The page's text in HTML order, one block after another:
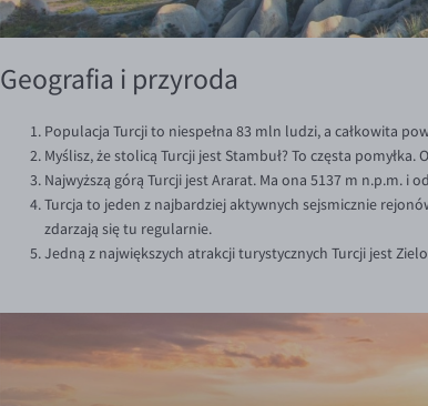
Geografia i przyroda
Populacja Turcji to niespełna 83 mln ludzi, a całkowita
Myślisz, że stolicą Turcji jest Stambuł? To częsta
Najwyższą górą Turcji jest Ararat. Ma ona 5137 m n.p.m. i
Turcja to jeden z najbardziej aktywnych sejsmicznie
zdarzają się tu regularnie.
Jedną z największych atrakcji turystycznych Turcji jest